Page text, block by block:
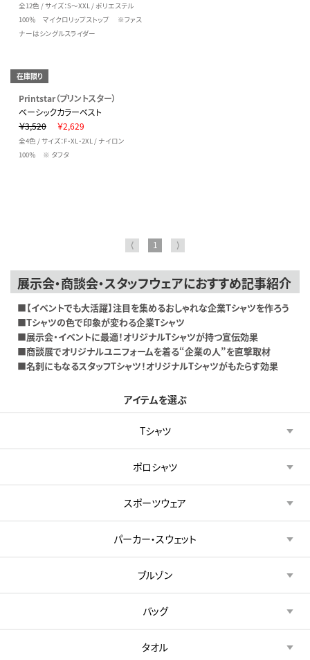
全12色 / サイズ：S～XXL / ポリエステル
100％ マイクロリップストップ ※ファス
ナーはシングルスライダー
在庫限り
Printstar（プリントスター）
ベーシックカラーベスト
￥3,520
￥2,629
全4色 / サイズ：F・XL・2XL / ナイロン
100％ ※ タフタ
⟨ 1 ⟩
展示会・商談会・スタッフウェアにおすすめ記事紹介
■【イベントでも大活躍】注目を集めるおしゃれな企業Tシャツを作ろう
■Tシャツの色で印象が変わる企業Tシャツ
■展示会・イベントに最適！オリジナルTシャツが持つ宣伝効果
■商談展でオリジナルユニフォームを着る“企業の人”を直撃取材
■名刺にもなるスタッフTシャツ！オリジナルTシャツがもたらす効果
アイテムを選ぶ
Tシャツ
ポロシャツ
スポーツウェア
パーカー・スウェット
ブルゾン
バッグ
タオル